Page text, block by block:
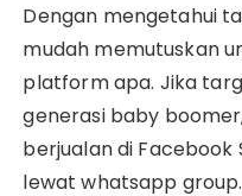
Dengan mengetahui
mudah memutuskan
platform apa. Jika
generasi baby
berjualan di
lewat whatsapp